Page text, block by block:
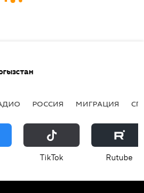
РОССИЯ МИГРАЦИЯ
ТikТоk Rutube